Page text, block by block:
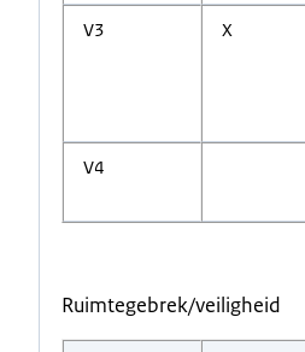
V3 X
V4
Ruimtegebrek/veiligheid